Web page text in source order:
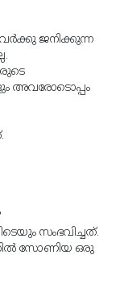
ക്കു ജനിക്കുന്ന
അവരോടൊപ്പം
സംഭവിച്ചത്.
സോണിയ ഒരു